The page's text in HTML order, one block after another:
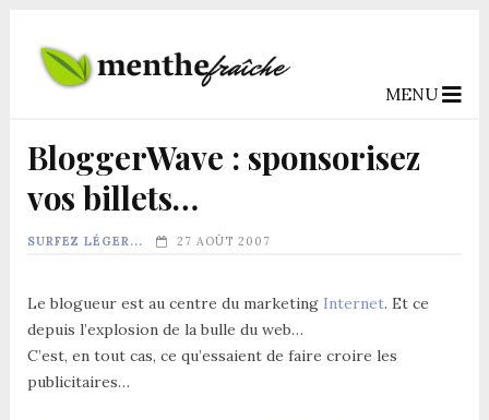
MENU
BloggerWave : sponsorisez
vos billets…
SURFEZ LÉGER... 27 AOÛT 2007
Le blogueur est au centre du marketing Internet. Et ce
depuis l’explosion de la bulle du web…
C’est, en tout cas, ce qu’essaient de faire croire les
publicitaires…